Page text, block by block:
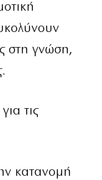
στη γνώση,
τις
κατανομή